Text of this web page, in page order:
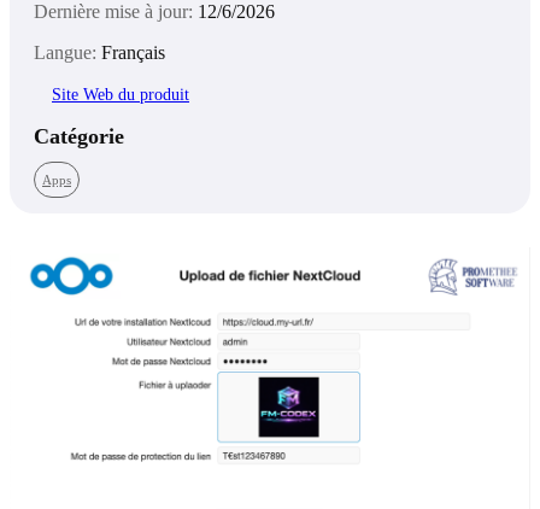
Dernière mise à jour: 12/6/2026
Langue: Français
Site Web du produit
Catégorie
Apps